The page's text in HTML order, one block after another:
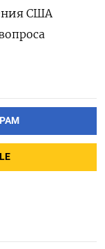
США